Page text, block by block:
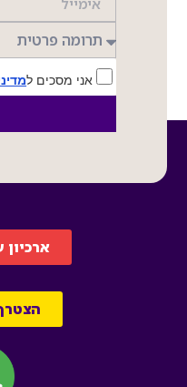
אני מסכים ל